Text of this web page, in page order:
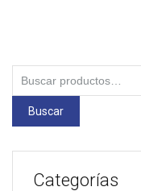
Buscar
por:
Buscar
Categorías